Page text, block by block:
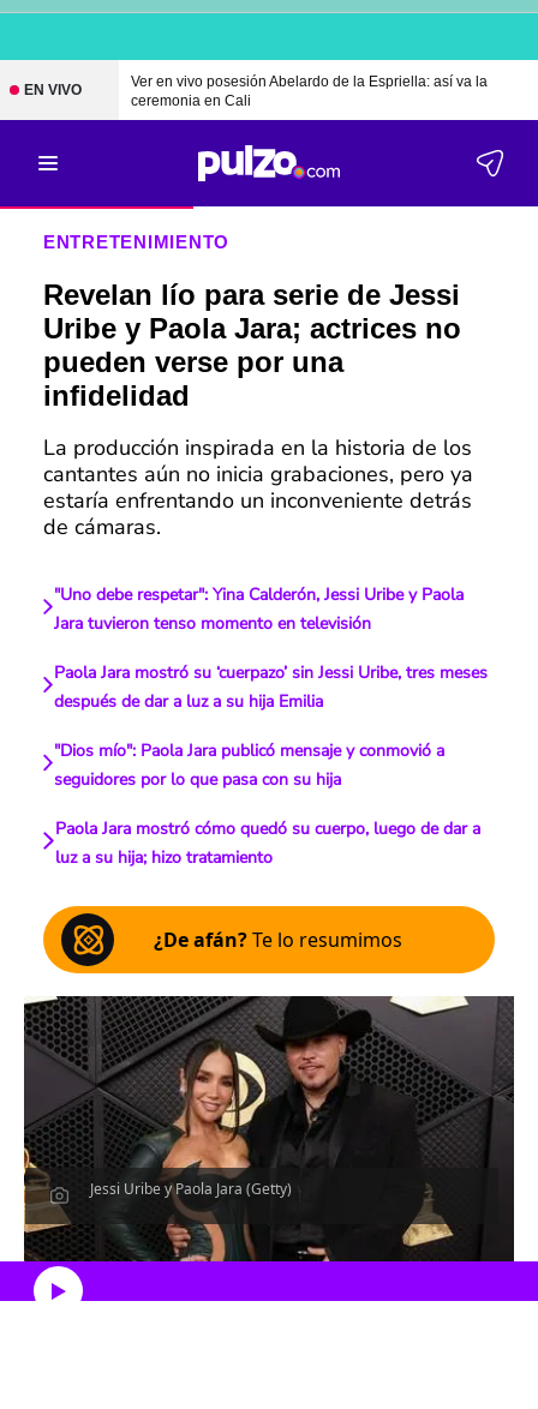
EN VIVO
Ver en vivo posesión Abelardo de la Espriella: así va la
ceremonia en Cali
ENTRETENIMIENTO
Revelan lío para serie de Jessi
Uribe y Paola Jara; actrices no
pueden verse por una
infidelidad
La producción inspirada en la historia de los
cantantes aún no inicia grabaciones, pero ya
estaría enfrentando un inconveniente detrás
de cámaras.
"Uno debe respetar": Yina Calderón, Jessi Uribe y Paola
Jara tuvieron tenso momento en televisión
Paola Jara mostró su ‘cuerpazo’ sin Jessi Uribe, tres meses
después de dar a luz a su hija Emilia
"Dios mío": Paola Jara publicó mensaje y conmovió a
seguidores por lo que pasa con su hija
Paola Jara mostró cómo quedó su cuerpo, luego de dar a
luz a su hija; hizo tratamiento
¿De afán?Te lo resumimos
Jessi Uribe y Paola Jara (Getty)
Escucha el artículo